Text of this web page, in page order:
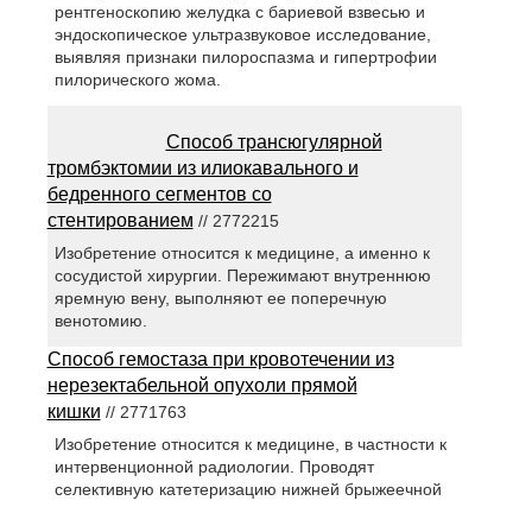
рентгеноскопию желудка с бариевой взвесью и
эндоскопическое ультразвуковое исследование,
выявляя признаки пилороспазма и гипертрофии
пилорического жома.
Способ трансюгулярной
тромбэктомии из илиокавального и
бедренного сегментов со
стентированием // 2772215
Изобретение относится к медицине, а именно к
сосудистой хирургии. Пережимают внутреннюю
яремную вену, выполняют ее поперечную
венотомию.
Способ гемостаза при кровотечении из
нерезектабельной опухоли прямой
кишки // 2771763
Изобретение относится к медицине, в частности к
интервенционной радиологии. Проводят
селективную катетеризацию нижней брыжеечной